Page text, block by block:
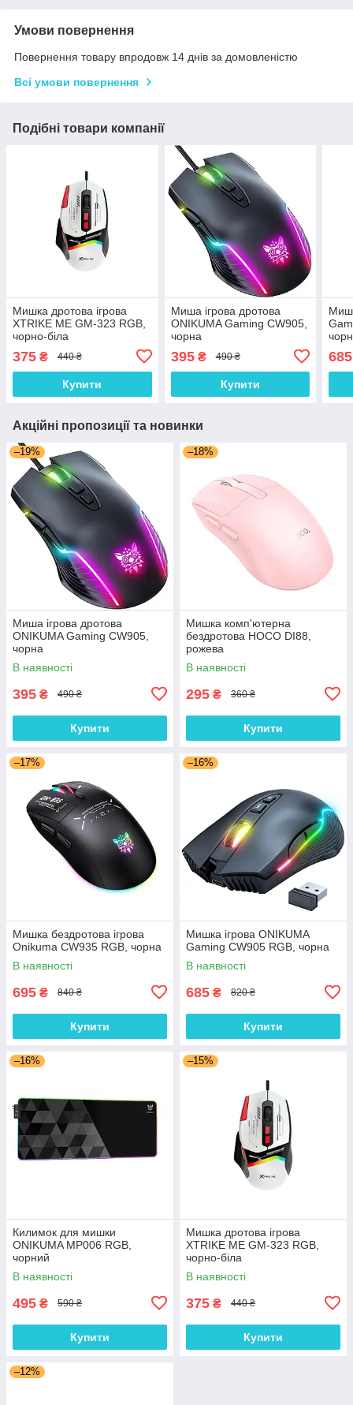
Умови повернення
Повернення товару впродовж 14 днів за домовленістю
Всі умови повернення
Подібні товари компанії
Мишка дротова ігрова
XTRIKE ME GM-323 RGB,
чорно-біла
375 ₴ 440 ₴
Купити
Миша ігрова дротова
ONIKUMA Gaming CW905,
чорна
395₴ 490 ₴
Купити
685
Акційні пропозиції та новинки
–19%
Миша ігрова дротова
ONIKUMA Gaming CW905,
чорна
В наявності
395 ₴ 490 ₴
Купити
–18%
Мишка комп'ютерна
бездротова HOCO DI88,
рожева
В наявності
295 ₴ 360 ₴
Купити
–17%
Мишка бездротова ігрова
Onikuma CW935 RGB, чорна
В наявності
695 ₴ 840 ₴
Купити
–16%
Мишка ігрова ONIKUMA
Gaming CW905 RGB, чорна
В наявності
685 ₴ 820 ₴
Купити
–16%
Килимок для мишки
ONIKUMA MP006 RGB,
чорний
В наявності
495 ₴ 590 ₴
Купити
–15%
Мишка дротова ігрова
XTRIKE ME GM-323 RGB,
чорно-біла
В наявності
375 ₴ 440 ₴
Купити
–12%